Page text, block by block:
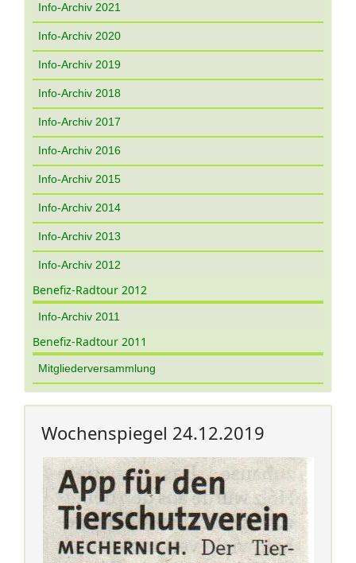
Info-Archiv 2021
Info-Archiv 2020
Info-Archiv 2019
Info-Archiv 2018
Info-Archiv 2017
Info-Archiv 2016
Info-Archiv 2015
Info-Archiv 2014
Info-Archiv 2013
Info-Archiv 2012
Benefiz-Radtour 2012
Info-Archiv 2011
Benefiz-Radtour 2011
Mitgliederversammlung
Wochenspiegel 24.12.2019